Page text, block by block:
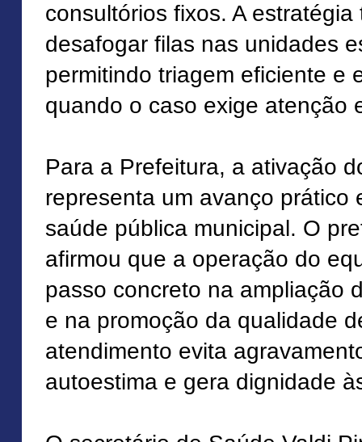
consultórios fixos. A
desafogar filas nas unidades
permitindo triagem eficiente e
quando o caso exige atenção
Para a Prefeitura, a ativação
representa um avanço prático
saúde pública municipal. O
afirmou que a operação do
passo concreto na ampliação
e na promoção da qualidade
atendimento evita
autoestima e gera dignidade